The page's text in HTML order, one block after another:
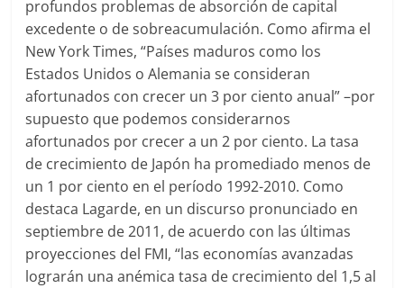
profundos problemas de absorción de capital
excedente o de sobreacumulación. Como afirma el
New York Times, “Países maduros como los
Estados Unidos o Alemania se consideran
afortunados con crecer un 3 por ciento anual” –por
supuesto que podemos considerarnos
afortunados por crecer a un 2 por ciento. La tasa
de crecimiento de Japón ha promediado menos de
un 1 por ciento en el período 1992-2010. Como
destaca Lagarde, en un discurso pronunciado en
septiembre de 2011, de acuerdo con las últimas
proyecciones del FMI, “las economías avanzadas
lograrán una anémica tasa de crecimiento del 1,5 al